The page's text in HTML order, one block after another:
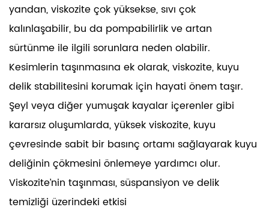
yandan, viskozite çok yüksekse, sıvı çok
kalınlaşabilir, bu da pompabilirlik ve artan
sürtünme ile ilgili sorunlara neden olabilir.
Kesimlerin taşınmasına ek olarak, viskozite, kuyu
delik stabilitesini korumak için hayati önem taşır.
Şeyl veya diğer yumuşak kayalar içerenler gibi
kararsız oluşumlarda, yüksek viskozite, kuyu
çevresinde sabit bir basınç ortamı sağlayarak kuyu
deliğinin çökmesini önlemeye yardımcı olur.
Viskozite’nin taşınması, süspansiyon ve delik
temizliği üzerindeki etkisi